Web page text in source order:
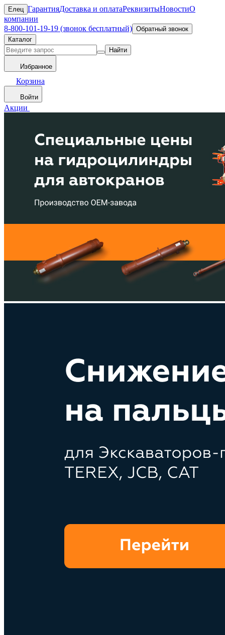
Елец ГарантияДоставка и оплатаРеквизитыНовостиО
компании
8-800-101-19-19 (звонок бесплатный) Обратный звонок
Каталог
Найти
Избранное
Корзина
Войти
Акции